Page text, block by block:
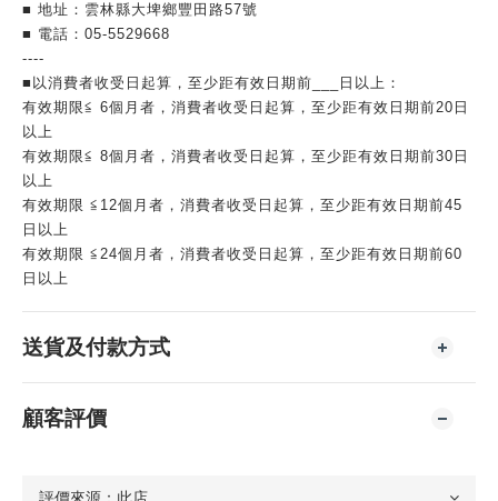
■ 地址：雲林縣大埤鄉豐田路57號
■ 電話：05-5529668
----
■以消費者收受日起算，至少距有效日期前___日以上：
有效期限≦ 6個月者，消費者收受日起算，至少距有效日期前20日
以上
有效期限≦ 8個月者，消費者收受日起算，至少距有效日期前30日
以上
有效期限 ≦12個月者，消費者收受日起算，至少距有效日期前45
日以上
有效期限 ≦24個月者，消費者收受日起算，至少距有效日期前60
日以上
送貨及付款方式
顧客評價